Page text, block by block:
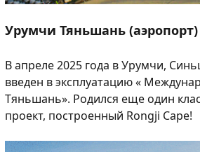
Урумчи Тяньшань (аэропорт)
В апреле 2025 года в Урумчи,
введен в эксплуатацию «
Тяньшань». Родился еще один
проект, построенный Rongji Cape!